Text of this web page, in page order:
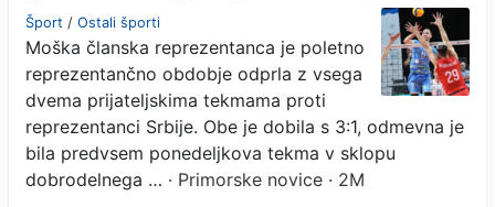
Šport / Ostali športi
Moška članska reprezentanca je poletno
reprezentančno obdobje odprla z vsega
dvema prijateljskima tekmama proti
reprezentanci Srbije. Obe je dobila s 3:1, odmevna je
bila predvsem ponedeljkova tekma v sklopu
dobrodelnega … · Primorske novice · 2M